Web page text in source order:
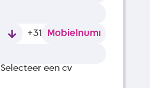
+31
Selecteer een cv